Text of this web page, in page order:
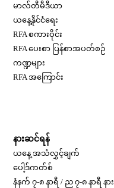
မာလ်တီမီဒီယာ
ယနေ့နိုင်ငံရေး
RFA စကားဝိုင်း
RFA ပေးစာ ပြန်စာအပတ်စဉ်
ကဏ္ဍများ
RFA အကြောင်း
နားဆင်ရန်
ယနေ့ အသံလွှင့်ချက်
ပေါ့ဒ်ကတ်စ်
နံနက် ၇-၈ နာရီ / ည ၇-၈ နာရီ နား